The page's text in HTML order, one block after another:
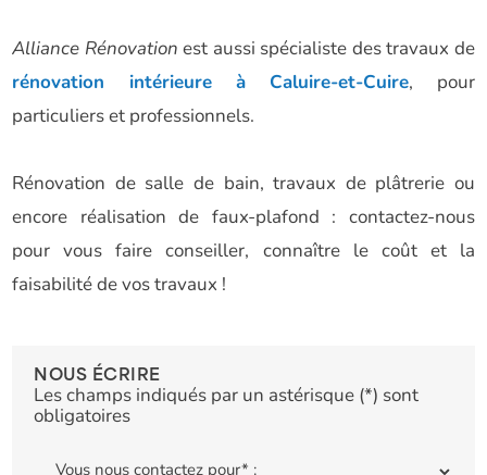
Alliance Rénovation est aussi spécialiste des travaux de
rénovation intérieure à Caluire-et-Cuire, pour
particuliers et professionnels.
Rénovation de salle de bain, travaux de plâtrerie ou
encore réalisation de faux-plafond : contactez-nous
pour vous faire conseiller, connaître le coût et la
faisabilité de vos travaux !
NOUS ÉCRIRE
Les champs indiqués par un astérisque (*) sont
obligatoires